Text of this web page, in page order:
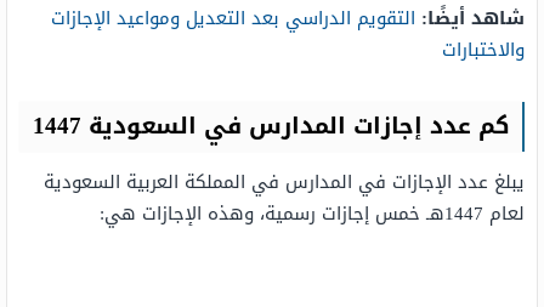
شاهد أيضًا: التقويم الدراسي بعد التعديل ومواعيد الإجازات
والاختبارات
كم عدد إجازات المدارس في السعودية 1447
يبلغ عدد الإجازات في المدارس في المملكة العربية السعودية
لعام 1447هـ خمس إجازات رسمية، وهذه الإجازات هي: